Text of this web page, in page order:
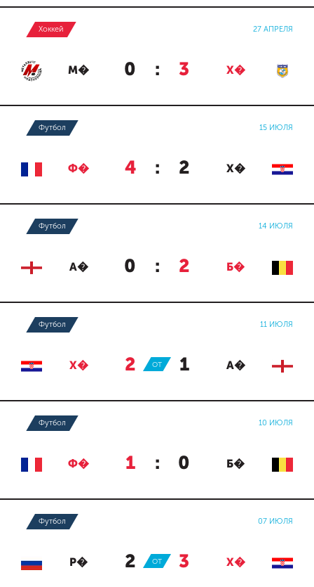
Хоккей 27 АПРЕЛЯ
М� 0 : 3 Х�
Футбол 15 ИЮЛЯ
Ф� 4 : 2 Х�
Футбол 14 ИЮЛЯ
А� 0 : 2 Б�
Футбол 11 ИЮЛЯ
Х� 2 : 1 А�
ОТ
Футбол 10 ИЮЛЯ
Ф� 1 : 0 Б�
Футбол 07 ИЮЛЯ
Р� 2 : 3 Х�
ОТ